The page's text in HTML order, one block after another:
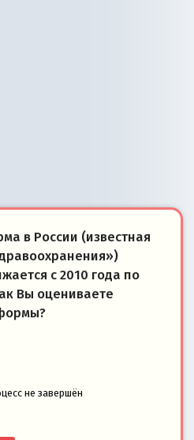
в России (известная
с 2010 года по
Вы оцениваете
не завершён